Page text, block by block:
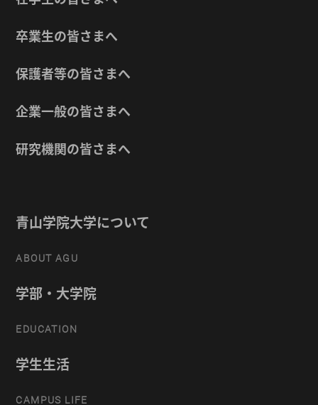
卒業生の皆さまへ
保護者等の皆さまへ
企業一般の皆さまへ
研究機関の皆さまへ
青山学院大学について
ABOUT AGU
学部・大学院
EDUCATION
学生生活
CAMPUS LIFE